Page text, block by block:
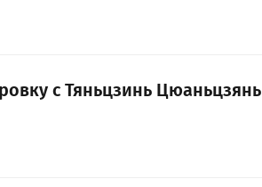
с Тяньцзинь Цюаньцзянь